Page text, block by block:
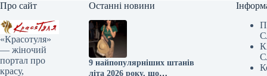
Про сайт
«Красотуля»
— жіночий
портал про
красу,
Останні новини
9 найпопулярніших штанів
літа 2026 року, що